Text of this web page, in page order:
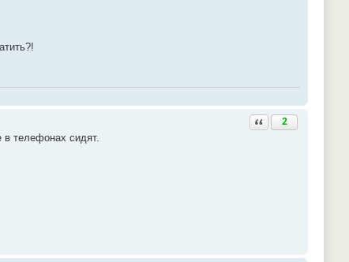
Ответить с цитатой
2
телефонах сидят.